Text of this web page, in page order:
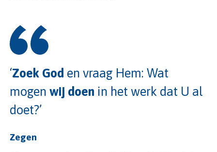
‘Zoek God en vraag Hem: Wat
mogen wij doen in het werk dat U al
doet?’
Zegen